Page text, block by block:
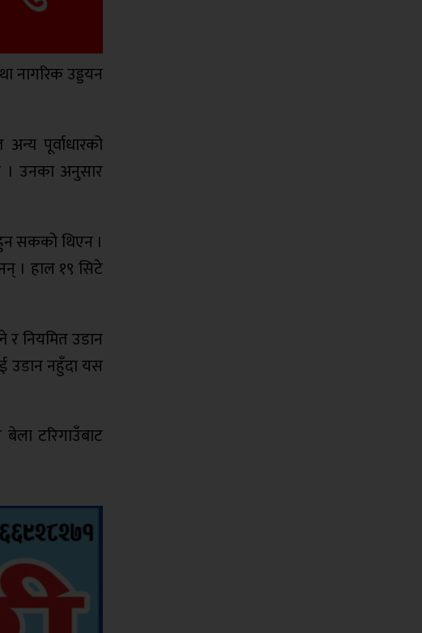
नागरिक उड्डयन
पूर्वाधारको
। उनका अनुसार
सकको थिएन ।
। हाल १९ सिटे
र नियमित उडान
उडान नहुँदा यस
टरिगाउँबाट